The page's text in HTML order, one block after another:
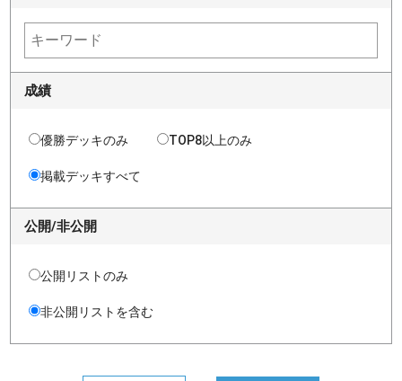
成績
優勝デッキのみ TOP8以上のみ
掲載デッキすべて
公開/非公開
公開リストのみ
非公開リストを含む